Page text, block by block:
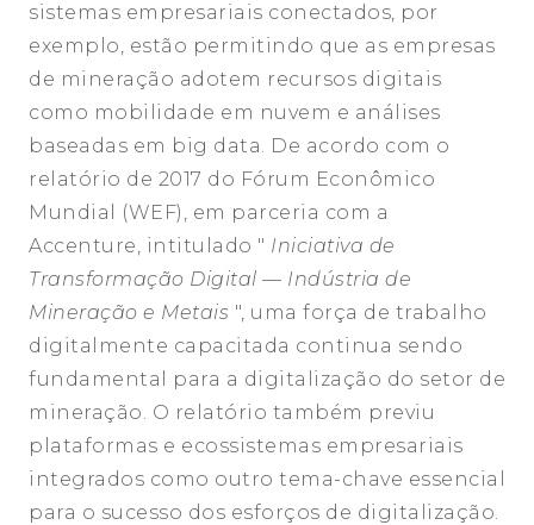
sistemas empresariais conectados, por
exemplo, estão permitindo que as empresas
de mineração adotem recursos digitais
como mobilidade em nuvem e análises
baseadas em big data. De acordo com o
relatório de 2017 do Fórum Econômico
Mundial (WEF), em parceria com a
Accenture, intitulado " Iniciativa de
Transformação Digital — Indústria de
Mineração e Metais ", uma força de trabalho
digitalmente capacitada continua sendo
fundamental para a digitalização do setor de
mineração. O relatório também previu
plataformas e ecossistemas empresariais
integrados como outro tema-chave essencial
para o sucesso dos esforços de digitalização.